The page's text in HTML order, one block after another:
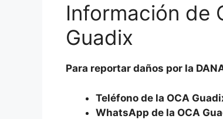
Información de
Guadix
Para reportar daños por la
Teléfono de la OCA
WhatsApp de la OCA